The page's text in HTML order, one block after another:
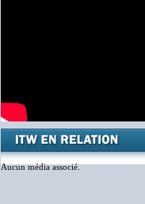
Aucun média associé.